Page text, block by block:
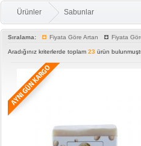
Ürünler Sabunlar
Sıralama: Fiyata Göre Artan Fiyata
Aradığınız kriterlerde toplam 23 ürün